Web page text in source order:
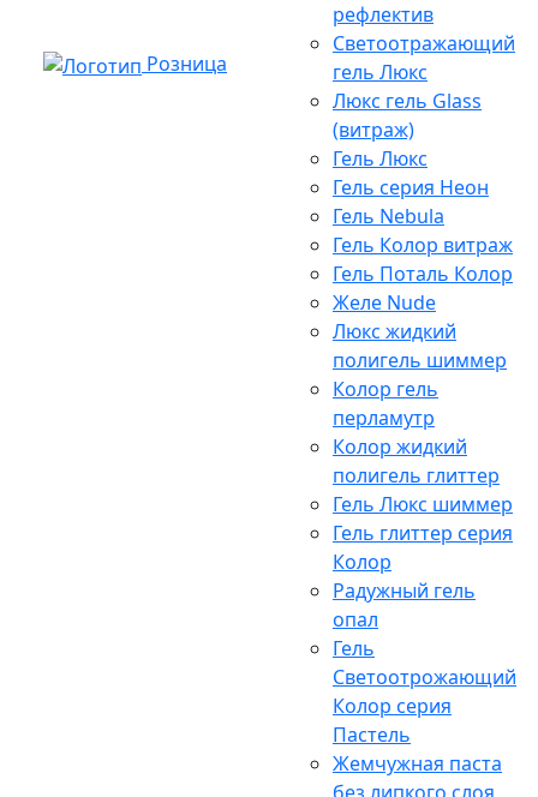
Розница
рефлектив
Светоотражающий
гель Люкс
Люкс гель Glass
(витраж)
Гель Люкс
Гель серия Неон
Гель Nebula
Гель Колор витраж
Гель Поталь Колор
Желе Nude
Люкс жидкий
полигель шиммер
Колор гель
перламутр
Колор жидкий
полигель глиттер
Гель Люкс шиммер
Гель глиттер серия
Колор
Радужный гель
опал
Гель
Светоотрожающий
Колор серия
Пастель
Жемчужная паста